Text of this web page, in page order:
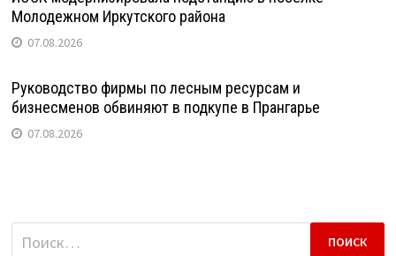
Молодежном Иркутского района
07.08.2026
Руководство фирмы по лесным ресурсам и
бизнесменов обвиняют в подкупе в Прангарье
07.08.2026
Найти: